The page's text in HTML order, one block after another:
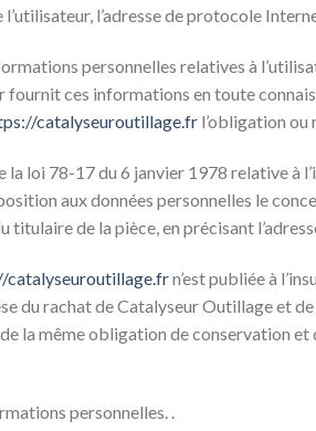
l’utilisateur, l’adresse de protocole
personnelles relatives à
fournit ces informations en toute
catalyseuroutillage.fr l’obligation ou
loi 78-17 du 6 janvier 1978 relative à
aux données personnelles le
de la pièce, en précisant
catalyseuroutillage.frn’est publiée à
du rachat de Catalyseur Outillage et
la même obligation de conservation
personnelles. .